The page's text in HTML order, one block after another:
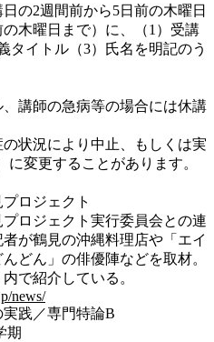
の2週間前から5日前の木曜日
木曜日まで）に、（1）受講
タイトル（3）氏名を明記のう
、講師の急病等の場合には休講
状況により中止、もしくは実
変更することがあります。
ロジェクト
ロジェクト実行委員会との連
が鶴見の沖縄料理店や「エイ
どん」の俳優陣などを取材。
で紹介している。
news/
実践／専門特論B
期